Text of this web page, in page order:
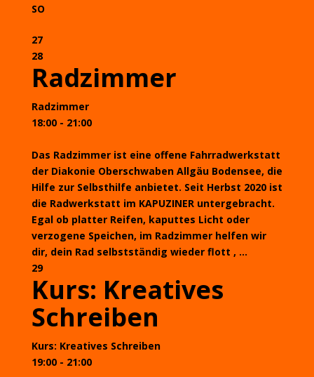
SO
27
28
Radzimmer
Radzimmer
18:00 - 21:00
Das Radzimmer ist eine offene Fahrradwerkstatt
der Diakonie Oberschwaben Allgäu Bodensee, die
Hilfe zur Selbsthilfe anbietet. Seit Herbst 2020 ist
die Radwerkstatt im KAPUZINER untergebracht.
Egal ob platter Reifen, kaputtes Licht oder
verzogene Speichen, im Radzimmer helfen wir
dir, dein Rad selbstständig wieder flott , ...
29
Kurs: Kreatives
Schreiben
Kurs: Kreatives Schreiben
19:00 - 21:00